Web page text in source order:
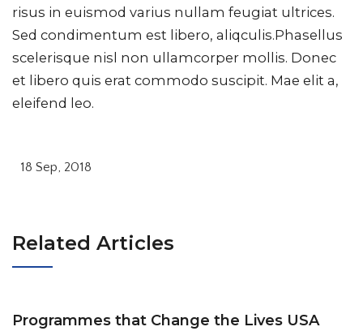
risus in euismod varius nullam feugiat ultrices.
Sed condimentum est libero, aliqculis.Phasellus
scelerisque nisl non ullamcorper mollis. Donec
et libero quis erat commodo suscipit. Mae elit a,
eleifend leo.
18 Sep, 2018
Related Articles
Programmes that Change the Lives USA